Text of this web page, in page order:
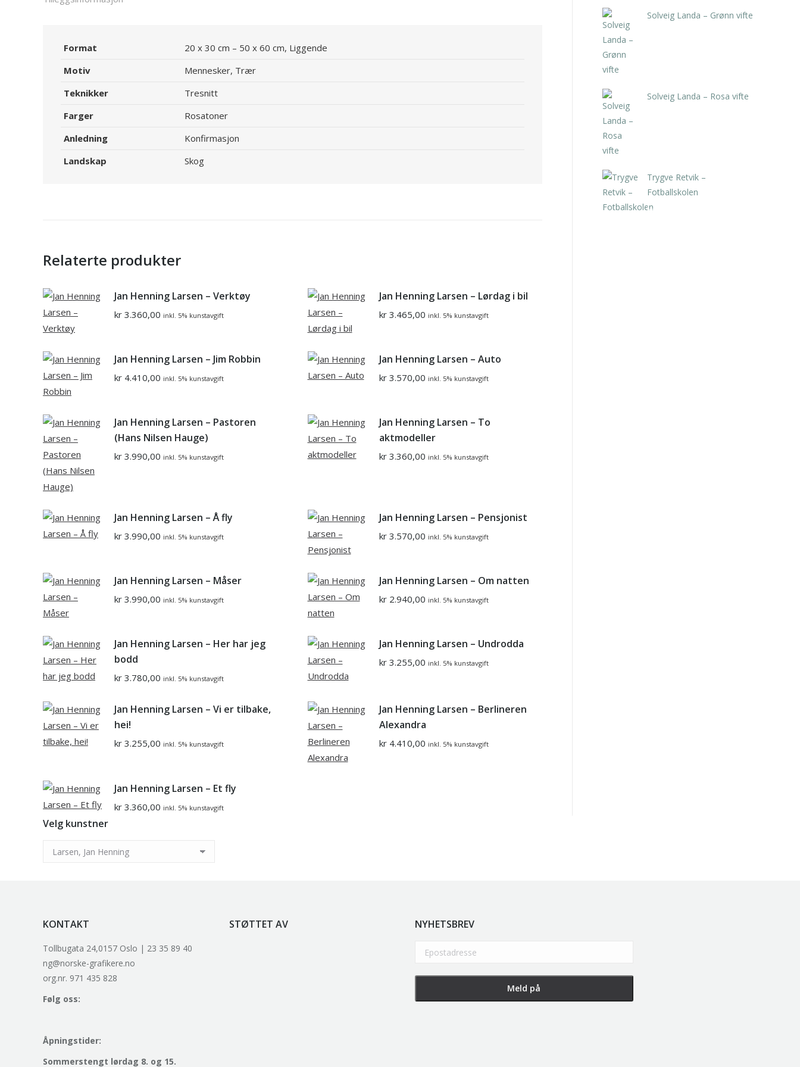
Velg kunstner
Format
20 x 30 cm – 50 x 60 cm, Liggende
Motiv
Mennesker, Trær
Teknikker
Tresnitt
Farger
Rosatoner
Anledning
Konfirmasjon
Landskap
Skog
Relaterte produkter
Jan Henning Larsen – Verktøy
kr 3.360,00 inkl. 5% kunstavgift
Jan Henning Larsen – Lørdag i bil
kr3.465,00 inkl. 5% kunstavgift
Jan Henning Larsen – Jim Robbin
kr 4.410,00 inkl. 5% kunstavgift
Jan Henning Larsen – Auto
kr3.570,00 inkl. 5% kunstavgift
Jan Henning Larsen – Pastoren
(Hans Nilsen Hauge)
kr 3.990,00 inkl. 5% kunstavgift
Jan Henning Larsen – To
aktmodeller
kr3.360,00 inkl. 5% kunstavgift
Jan Henning Larsen – Å fly
kr 3.990,00 inkl. 5% kunstavgift
Jan Henning Larsen – Pensjonist
kr3.570,00 inkl. 5% kunstavgift
Jan Henning Larsen – Måser
kr 3.990,00 inkl. 5% kunstavgift
Jan Henning Larsen – Om natten
kr2.940,00 inkl. 5% kunstavgift
Jan Henning Larsen – Her har jeg
bodd
kr 3.780,00 inkl. 5% kunstavgift
Jan Henning Larsen – Undrodda
kr3.255,00 inkl. 5% kunstavgift
Jan Henning Larsen – Vi er tilbake,
hei!
kr 3.255,00 inkl. 5% kunstavgift
Jan Henning Larsen – Berlineren
Alexandra
kr4.410,00 inkl. 5% kunstavgift
Jan Henning Larsen – Et fly
kr 3.360,00 inkl. 5% kunstavgift
Solveig Landa – Grønn vifte
Solveig Landa – Rosa vifte
Trygve Retvik –
Fotballskolen
kr
KONTAKT
Tollbugata 24,0157 Oslo | 23 35 89 40
ng@norske-grafikere.no
org.nr. 971 435 828
Følg oss:
Åpningstider:
Sommerstengt lørdag 8. og 15.
STØTTET AV NYHETSBREV